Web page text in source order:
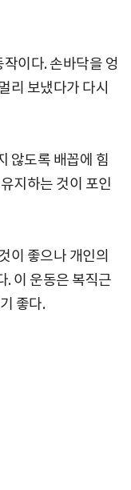
이다. 손바닥을 엉
리 보냈다가 다시
않도록 배꼽에 힘
지하는 것이 포인
이 좋으나 개인의
. 이 운동은 복직근
좋다.